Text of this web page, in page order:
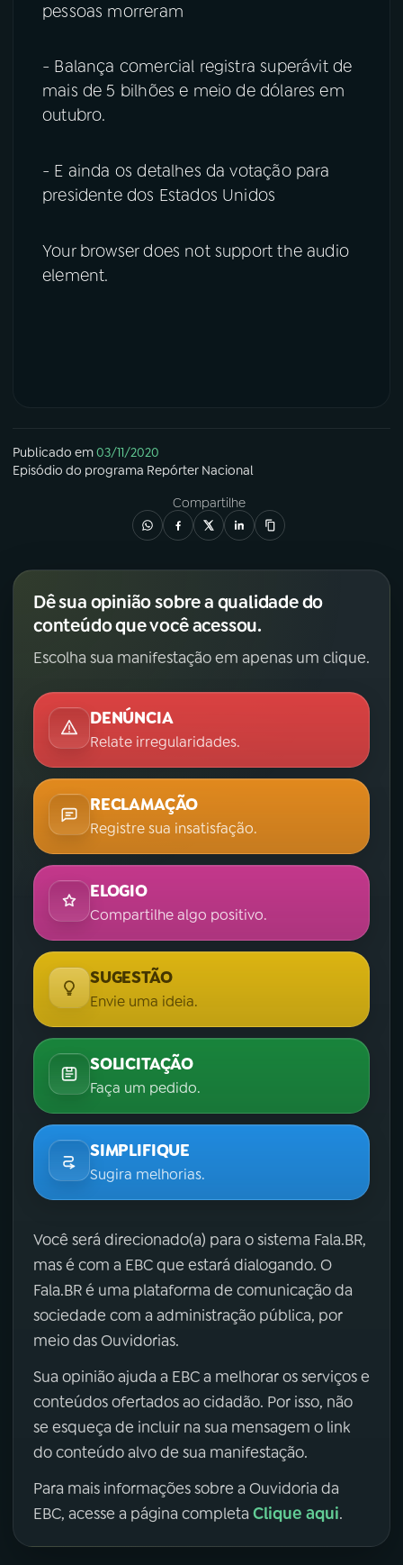
pessoas morreram
- Balança comercial registra superávit de
mais de 5 bilhões e meio de dólares em
outubro.
- E ainda os detalhes da votação para
presidente dos Estados Unidos
Your browser does not support the audio
element.
Publicado em03/11/2020
Episódio do programa Repórter Nacional
Compartilhe
Dê sua opinião sobre a qualidade do
conteúdo que você acessou.
Escolha sua manifestação em apenas um clique.
DENÚNCIA
Relate irregularidades.
RECLAMAÇÃO
Registre sua insatisfação.
ELOGIO
Compartilhe algo positivo.
SUGESTÃO
Envie uma ideia.
SOLICITAÇÃO
Faça um pedido.
SIMPLIFIQUE
Sugira melhorias.
Você será direcionado(a) para o sistema Fala.BR,
mas é com a EBC que estará dialogando. O
Fala.BR é uma plataforma de comunicação da
sociedade com a administração pública, por
meio das Ouvidorias.
Sua opinião ajuda a EBC a melhorar os serviços e
conteúdos ofertados ao cidadão. Por isso, não
se esqueça de incluir na sua mensagem o link
do conteúdo alvo de sua manifestação.
Para mais informações sobre a Ouvidoria da
EBC, acesse a página completa Clique aqui.